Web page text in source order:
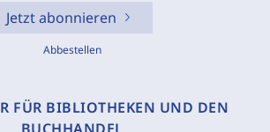
Jetzt abonnieren
Abbestellen
FÜR BIBLIOTHEKEN UND DEN